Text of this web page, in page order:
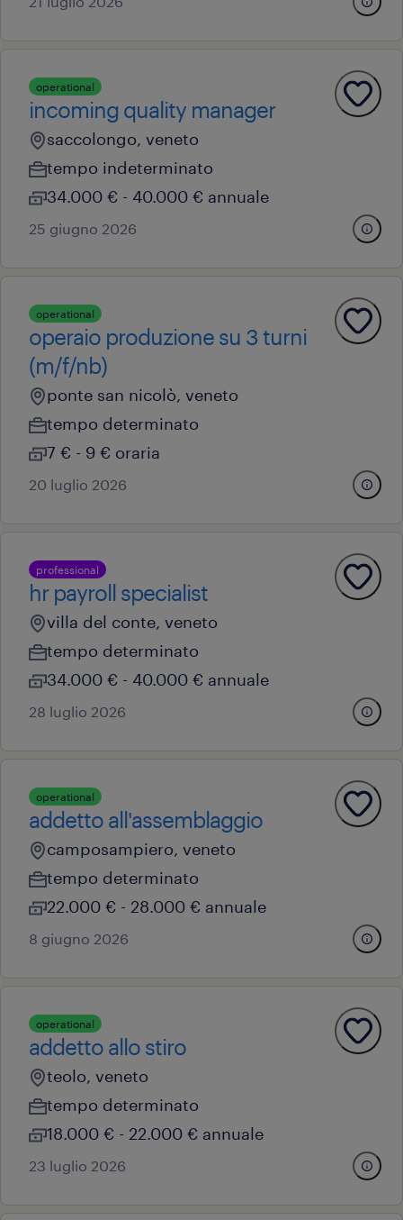
operational
incoming quality manager
saccolongo, veneto
tempo indeterminato
34.000 € - 40.000 € annuale
25 giugno 2026
operational
operaio produzione su 3 turni
(m/f/nb)
ponte san nicolò, veneto
tempo determinato
7 € - 9 € oraria
20 luglio 2026
professional
hr payroll specialist
villa del conte, veneto
tempo determinato
34.000 € - 40.000 € annuale
28 luglio 2026
operational
addetto all'assemblaggio
camposampiero, veneto
tempo determinato
22.000 € - 28.000 € annuale
8 giugno 2026
operational
addetto allo stiro
teolo, veneto
tempo determinato
18.000 € - 22.000 € annuale
23 luglio 2026